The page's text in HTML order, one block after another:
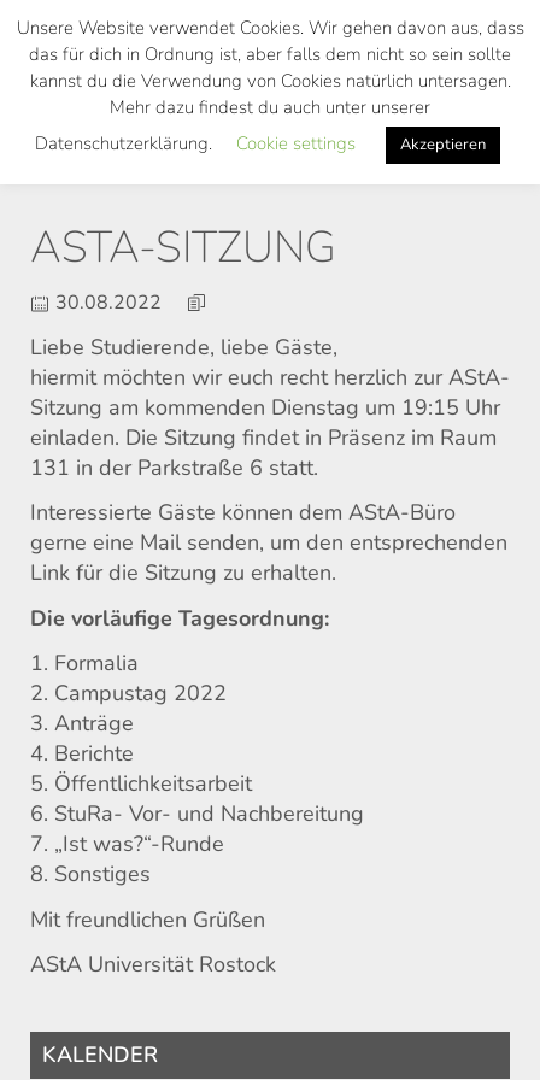
Skip
main
ASTA-SITZUNG
30.08.2022
Liebe Studierende, liebe Gäste,
hiermit möchten wir euch recht herzlich zur AStA-
Sitzung am kommenden Dienstag um 19:15 Uhr
einladen. Die Sitzung findet in Präsenz im Raum
131 in der Parkstraße 6 statt.
Interessierte Gäste können dem AStA-Büro
gerne eine Mail senden, um den entsprechenden
Link für die Sitzung zu erhalten.
Die vorläufige Tagesordnung:
1. Formalia
2. Campustag 2022
3. Anträge
4. Berichte
5. Öffentlichkeitsarbeit
6. StuRa- Vor- und Nachbereitung
7. „Ist was?“-Runde
8. Sonstiges
Mit freundlichen Grüßen
AStA Universität Rostock
KALENDER
Unsere Website verwendet Cookies. Wir gehen davon aus, dass
das für dich in Ordnung ist, aber falls dem nicht so sein sollte
kannst du die Verwendung von Cookies natürlich untersagen.
Mehr dazu findest du auch unter unserer
Datenschutzerklärung.
Cookie settings Akzeptieren